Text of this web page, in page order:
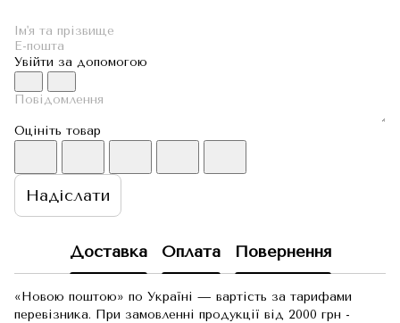
Увійти за допомогою
Оцініть товар
Надіслати
Доставка Оплата Повернення
«Новою поштою» по Україні — вартість за тарифами
перевізника. При замовленні продукції від 2000 грн -